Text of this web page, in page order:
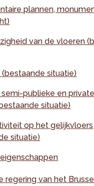
plannen,
van de vloeren
situatie)
semi-publieke en
situatie)
op het gelijkvloers
situatie)
regering van het